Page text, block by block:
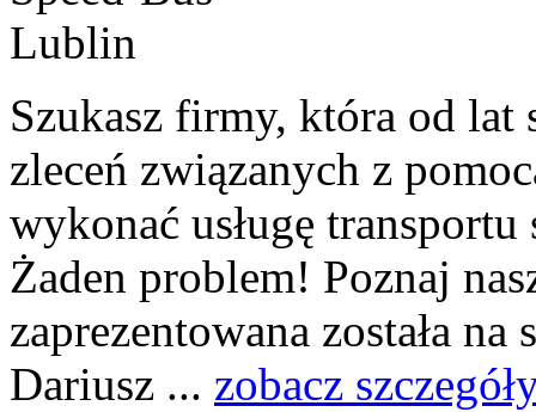
Szukasz firmy, która od
zleceń związanych z
wykonać usługę
Żaden problem! Poznaj
zaprezentowana została
Dariusz ... zobacz